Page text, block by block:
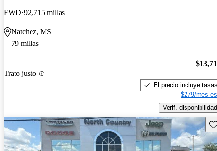
FWD 92,715 millas
Natchez, MS
79 millas
Trato justo
El precio incluye tasas
$279/mes
Verif. disponibilidad